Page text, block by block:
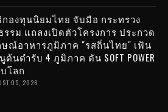
องทุนนิยมไทย จับมือ กระทรวง
รม แถลงเปิดตัวโครงการ ประกวด
ณ์อาหารภูมิภาค "รสถิ่นไทย" เฟ้น
ต้นตำรับ 4 ภูมิภาค ดัน SOFT POWER
โลก
05, 2026